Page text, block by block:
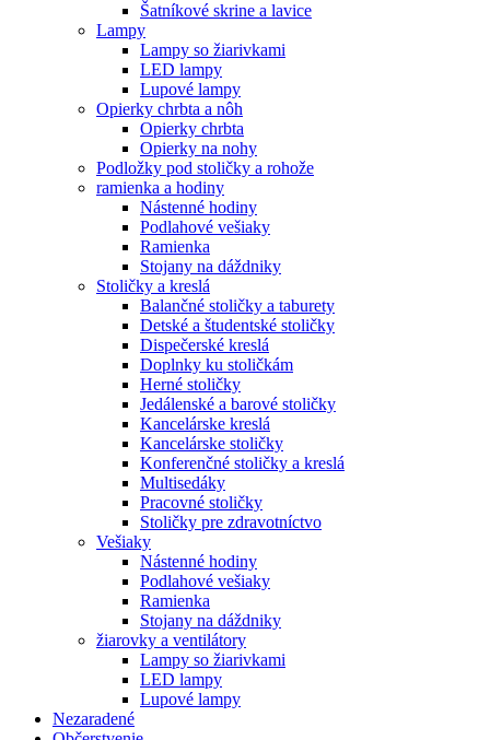
Šatníkové skrine a lavice
Lampy
Lampy so žiarivkami
LED lampy
Lupové lampy
Opierky chrbta a nôh
Opierky chrbta
Opierky na nohy
Podložky pod stoličky a rohože
ramienka a hodiny
Nástenné hodiny
Podlahové vešiaky
Ramienka
Stojany na dáždniky
Stoličky a kreslá
Balančné stoličky a taburety
Detské a študentské stoličky
Dispečerské kreslá
Doplnky ku stoličkám
Herné stoličky
Jedálenské a barové stoličky
Kancelárske kreslá
Kancelárske stoličky
Konferenčné stoličky a kreslá
Multisedáky
Pracovné stoličky
Stoličky pre zdravotníctvo
Vešiaky
Nástenné hodiny
Podlahové vešiaky
Ramienka
Stojany na dáždniky
žiarovky a ventilátory
Lampy so žiarivkami
LED lampy
Lupové lampy
Nezaradené